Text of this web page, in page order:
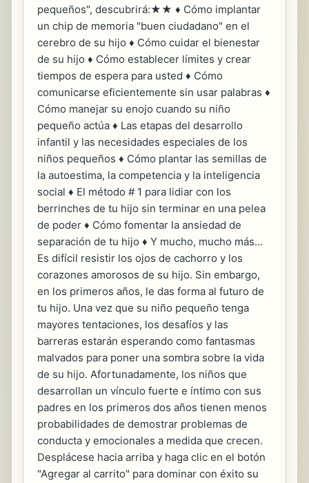
pequeños", descubrirá:★★ ♦ Cómo implantar
un chip de memoria "buen ciudadano" en el
cerebro de su hijo ♦ Cómo cuidar el bienestar
de su hijo ♦ Cómo establecer límites y crear
tiempos de espera para usted ♦ Cómo
comunicarse eficientemente sin usar palabras ♦
Cómo manejar su enojo cuando su niño
pequeño actúa ♦ Las etapas del desarrollo
infantil y las necesidades especiales de los
niños pequeños ♦ Cómo plantar las semillas de
la autoestima, la competencia y la inteligencia
social ♦ El método # 1 para lidiar con los
berrinches de tu hijo sin terminar en una pelea
de poder ♦ Cómo fomentar la ansiedad de
separación de tu hijo ♦ Y mucho, mucho más...
Es difícil resistir los ojos de cachorro y los
corazones amorosos de su hijo. Sin embargo,
en los primeros años, le das forma al futuro de
tu hijo. Una vez que su niño pequeño tenga
mayores tentaciones, los desafíos y las
barreras estarán esperando como fantasmas
malvados para poner una sombra sobre la vida
de su hijo. Afortunadamente, los niños que
desarrollan un vínculo fuerte e íntimo con sus
padres en los primeros dos años tienen menos
probabilidades de demostrar problemas de
conducta y emocionales a medida que crecen.
Desplácese hacia arriba y haga clic en el botón
"Agregar al carrito" para dominar con éxito su